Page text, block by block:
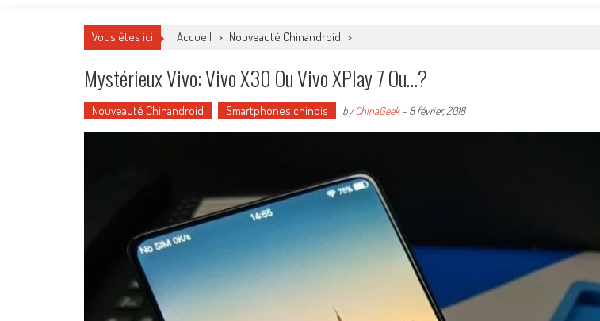
Vous êtes ici Accueil > Nouveauté Chinandroid >
Mystérieux Vivo: Vivo X30 Ou Vivo XPlay 7 Ou…?
Nouveauté Chinandroid Smartphones chinois byChinaGeek- 8 février, 2018